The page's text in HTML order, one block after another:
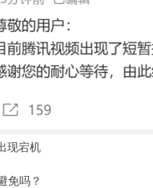
现宕机
免吗？